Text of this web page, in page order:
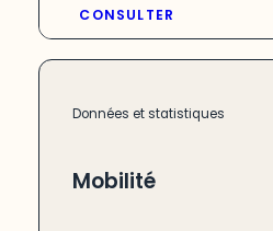
CONSULTER
Données et statistiques
Mobilité